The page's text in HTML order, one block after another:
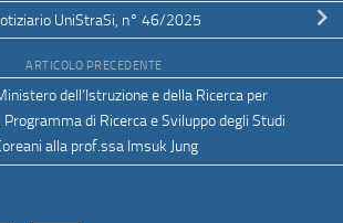
UniStraSi, n° 46/2025
ARTICOLO PRECEDENTE
dell’Istruzione e della Ricerca per
Programma di Ricerca e Sviluppo degli Studi
alla prof.ssa Imsuk Jung